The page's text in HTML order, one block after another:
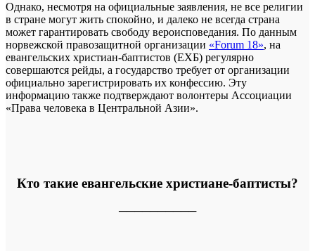
Однако, несмотря на официальные заявления, не все религии
в стране могут жить спокойно, и далеко не всегда страна
может гарантировать свободу вероисповедания. По данным
норвежской правозащитной организации «Forum 18», на
евангельских христиан-баптистов (ЕХБ) регулярно
совершаются рейды, а государство требует от организации
официально зарегистрировать их конфессию. Эту
информацию также подтверждают волонтеры Ассоциации
«Права человека в Центральной Азии».
Кто такие евангельские христиане-баптисты?
──────────